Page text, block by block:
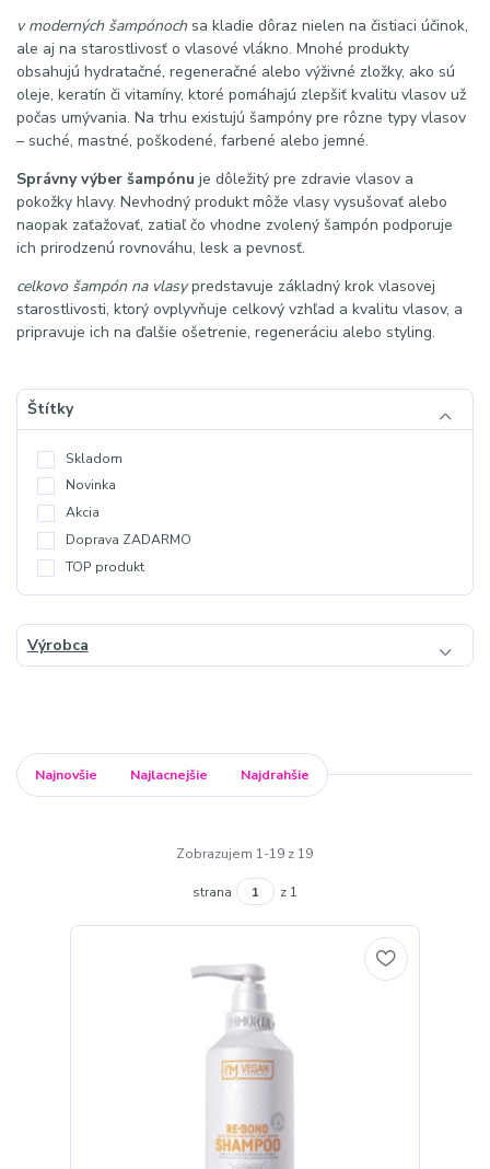
v moderných šampónoch sa kladie dôraz nielen na čistiaci účinok,
ale aj na starostlivosť o vlasové vlákno. Mnohé produkty
obsahujú hydratačné, regeneračné alebo výživné zložky, ako sú
oleje, keratín či vitamíny, ktoré pomáhajú zlepšiť kvalitu vlasov už
počas umývania. Na trhu existujú šampóny pre rôzne typy vlasov
– suché, mastné, poškodené, farbené alebo jemné.
Správny výber šampónu je dôležitý pre zdravie vlasov a
pokožky hlavy. Nevhodný produkt môže vlasy vysušovať alebo
naopak zaťažovať, zatiaľ čo vhodne zvolený šampón podporuje
ich prirodzenú rovnováhu, lesk a pevnosť.
celkovo šampón na vlasypredstavuje základný krok vlasovej
starostlivosti, ktorý ovplyvňuje celkový vzhľad a kvalitu vlasov, a
pripravuje ich na ďalšie ošetrenie, regeneráciu alebo styling.
Štítky
Skladom
Novinka
Akcia
Doprava ZADARMO
TOP produkt
Výrobca
Najnovšie Najlacnejšie Najdrahšie
Zobrazujem 1-19 z 19
strana z 1